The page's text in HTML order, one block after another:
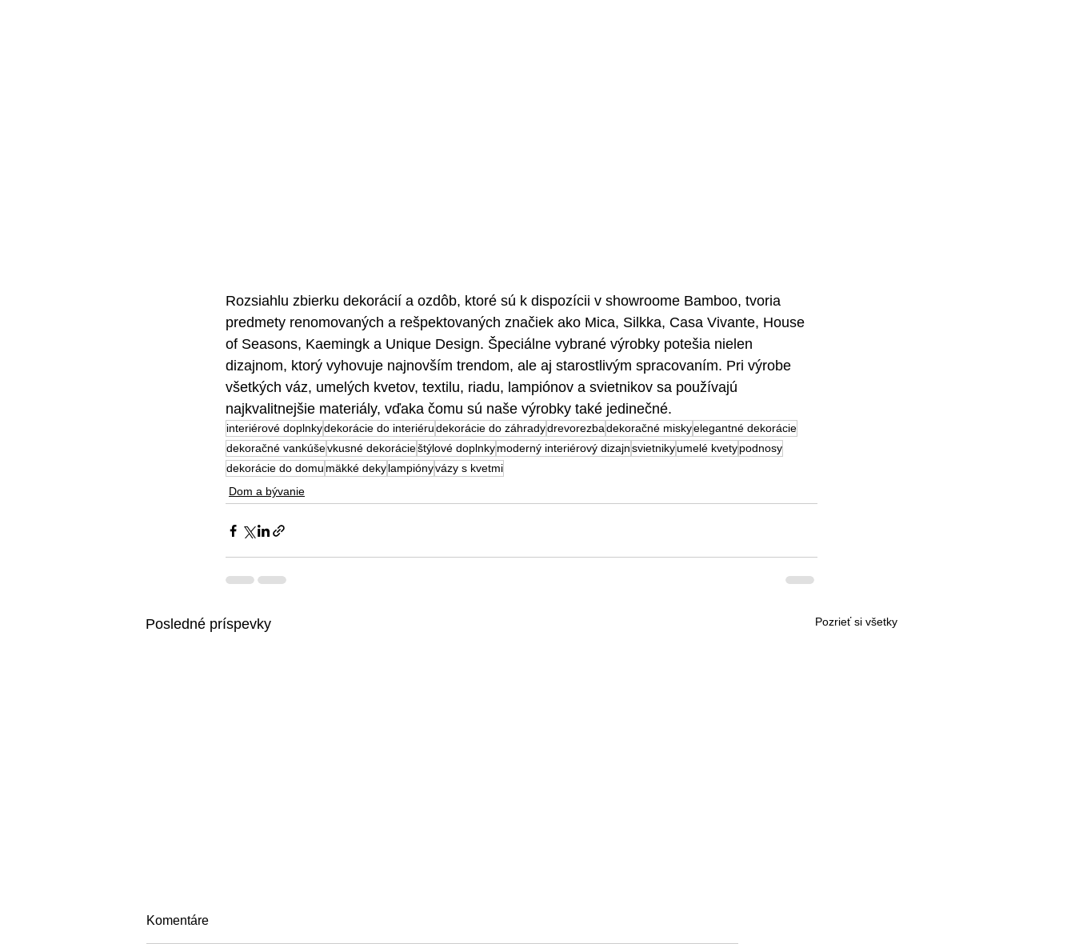
Rozsiahlu zbierku dekorácií a ozdôb, ktoré sú k dispozícii v showroome Bamboo, tvoria
predmety renomovaných a rešpektovaných značiek ako Mica, Silkka, Casa Vivante, House
of Seasons, Kaemingk a Unique Design. Špeciálne vybrané výrobky potešia nielen
dizajnom, ktorý vyhovuje najnovším trendom, ale aj starostlivým spracovaním. Pri výrobe
všetkých váz, umelých kvetov, textilu, riadu, lampiónov a svietnikov sa používajú
najkvalitnejšie materiály, vďaka čomu sú naše výrobky také jedinečné.
interiérové doplnkydekorácie do interiérudekorácie do záhradydrevorezbadekoračné miskyelegantné dekorácie
dekoračné vankúševkusné dekorácieštýlové doplnkymoderný interiérový dizajnsvietnikyumelé kvetypodnosy
dekorácie do domu mäkké dekylampiónyvázy s kvetmi
Dom a bývanie
Posledné príspevky Pozrieť si všetky
Komentáre